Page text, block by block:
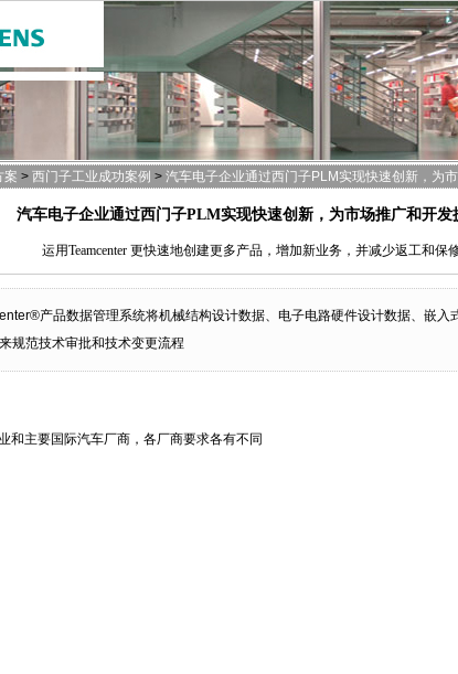
案 > 西门子工业成功案例 > 汽车电子企业通过西门子PLM实现快速创新，为
汽车电子企业通过西门子PLM实现快速创新，为市场推广和开发
运用Teamcenter 更快速地创建更多产品，增加新业务，并减少返工和保
产品数据管理系统将机械结构设计数据、电子电路硬件设计数据、嵌入
规范技术审批和技术变更流程
和主要国际汽车厂商，各厂商要求各有不同